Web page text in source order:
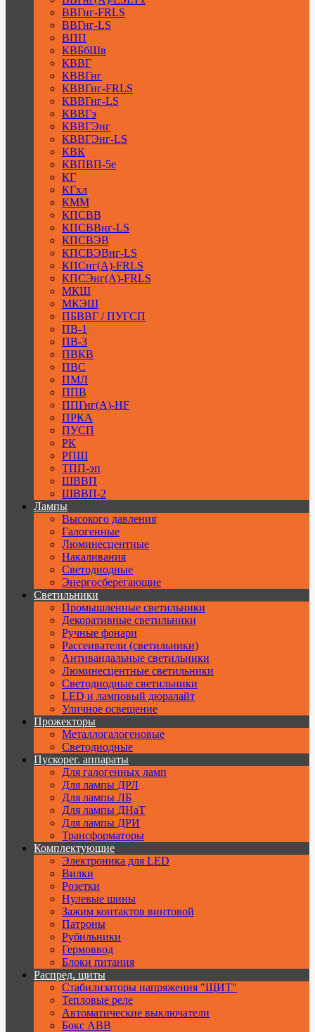
ВВГнг-FRLS
ВВГнг-LS
ВПП
КВБбШв
КВВГ
КВВГнг
КВВГнг-FRLS
КВВГнг-LS
КВВГэ
КВВГЭнг
КВВГЭнг-LS
КВК
КВПВП-5е
КГ
КГхл
КММ
КПСВВ
КПСВВнг-LS
КПСВЭВ
КПСВЭВнг-LS
КПСнг(А)-FRLS
КПСЭнг(А)-FRLS
МКШ
МКЭШ
ПБВВГ / ПУГСП
ПВ-1
ПВ-3
ПВКВ
ПВС
ПМЛ
ППВ
ППГнг(А)-HF
ПРКА
ПУСП
РК
РПШ
ТПП-эп
ШВВП
ШВВП-2
Лампы
Высокого давления
Галогенные
Люминесцентные
Накаливания
Светодиодные
Энергосберегающие
Светильники
Промышленные светильники
Декоративные светильники
Ручные фонари
Рассеиватели (светильники)
Антивандальные светильники
Люминесцентные светильники
Cветодиодные светильники
LED и ламповый дюралайт
Уличное освещение
Прожекторы
Металлогалогеновые
Светодиодные
Пускорег. аппараты
Для галогенных ламп
Для лампы ДРЛ
Для лампы ЛБ
Для лампы ДНаТ
Для лампы ДРИ
Трансформаторы
Комплектующие
Электроника для LED
Вилки
Розетки
Нулевые шины
Зажим контактов винтовой
Патроны
Рубильники
Гермоввод
Блоки питания
Распред. щиты
Стабилизаторы напряжения "ЩИТ"
Тепловые реле
Автоматические выключатели
Бокс ABB